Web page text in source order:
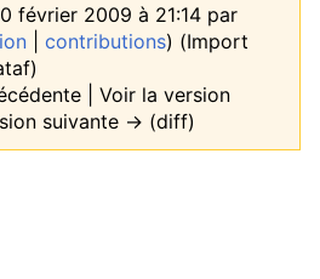
février 2009 à 21:14 par
contributions) (Import
| Voir la version
suivante → (diff)